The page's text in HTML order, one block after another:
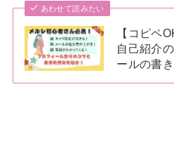
あわせて読みたい
【コピペ
自己紹介
ールの書